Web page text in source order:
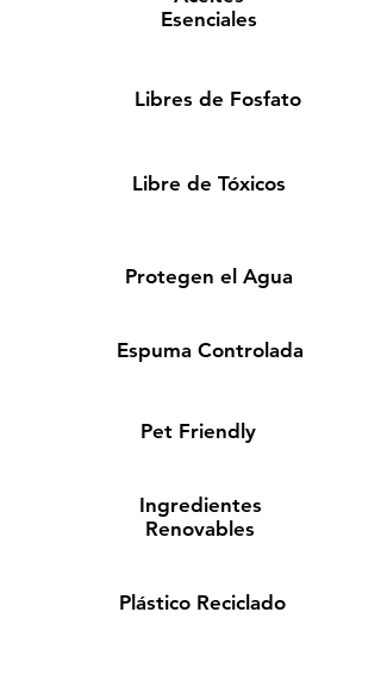
Esenciales
Libres de Fosfato
Libre de Tóxicos
Protegen el Agua
Espuma Controlada
Pet Friendly
Ingredientes
Renovables
Plástico Reciclado